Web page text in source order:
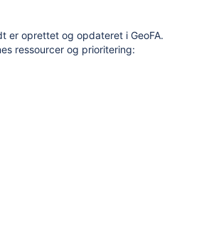
er oprettet og opdateret i GeoFA.
ressourcer og prioritering: